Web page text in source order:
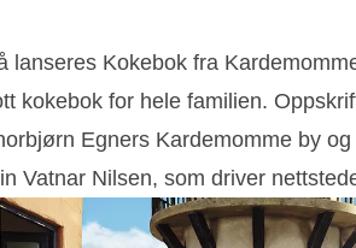
lanseres Kokebok fra
kokebok for hele familien.
Egners Kardemomme by
Vatnar Nilsen, som driver